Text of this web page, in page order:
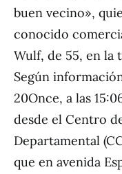
buen vecino»,
conocido
Wulf, de 55, en la
Según
20Once, a las
desde el Centro
Departamental
que en avenida